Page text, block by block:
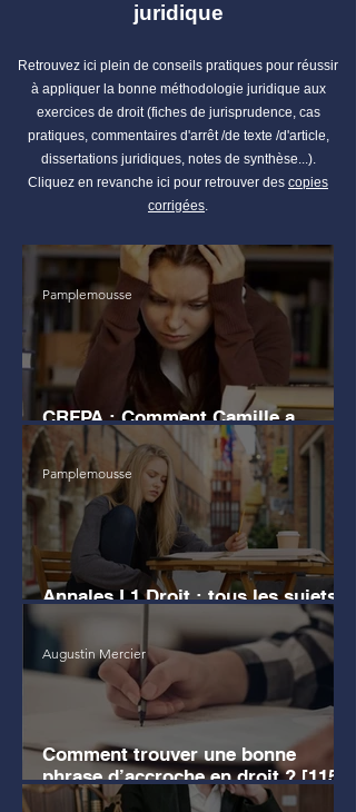
juridique
Retrouvez ici plein de conseils pratiques pour réussir
à appliquer la bonne méthodologie juridique aux
exercices de droit (fiches de jurisprudence, cas
pratiques, commentaires d'arrêt /de texte /d'article,
dissertations juridiques, notes de synthèse...).
Cliquez en revanche ici pour retrouver des copies
corrigées.
CRFPA : Comment Camille a
échoué au grand Oral
Pamplemousse
Annales L1 Droit : tous les sujets
d'examen
Pamplemousse
Comment trouver une bonne
phrase d’accroche en droit ? [115
EXEMPLES]
Augustin Mercier